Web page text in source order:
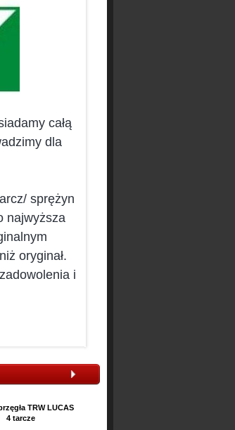
całą
dla
sprężyn
najwyższa
oryginał.
i
TRW LUCAS
4 tarcze